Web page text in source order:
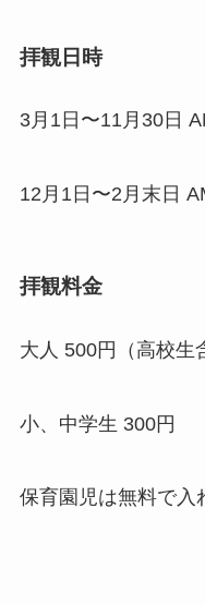
拝観日時
3月1日〜11月30日
12月1日〜2月末日
拝観料金
大人 500円（高校生
小、中学生 300円
保育園児は無料で入